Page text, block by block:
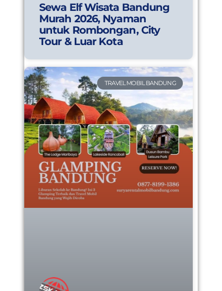
Sewa Elf Wisata Bandung
Murah 2026, Nyaman
untuk Rombongan, City
Tour & Luar Kota
TRAVEL MOBIL BANDUNG